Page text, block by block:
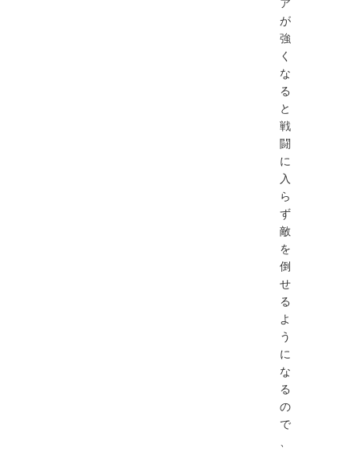
が
強
く
な
る
と
戦
闘
に
入
ら
ず
敵
を
倒
せ
る
よ
う
に
な
る
の
で
、